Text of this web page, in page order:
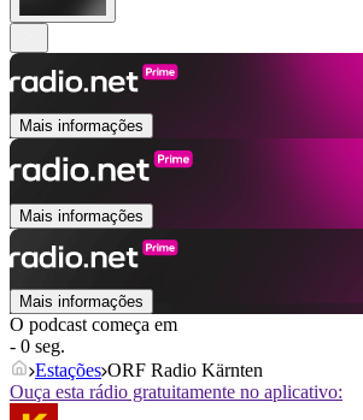
Mais informações
Mais informações
Mais informações
O podcast começa em
- 0 seg.
Estações ORF Radio Kärnten
Ouça esta rádio gratuitamente no aplicativo: